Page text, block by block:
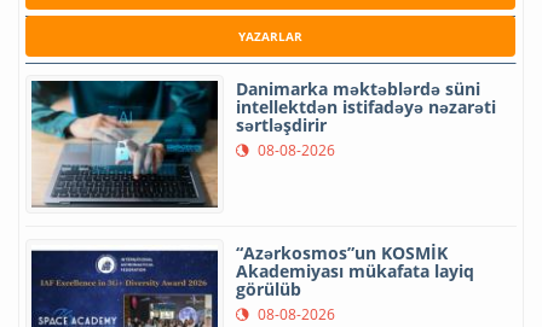
YAZARLAR
Danimarka məktəblərdə süni
intellektdən istifadəyə nəzarəti
sərtləşdirir
08-08-2026
“Azərkosmos”un KOSMİK
Akademiyası mükafata layiq
görülüb
08-08-2026